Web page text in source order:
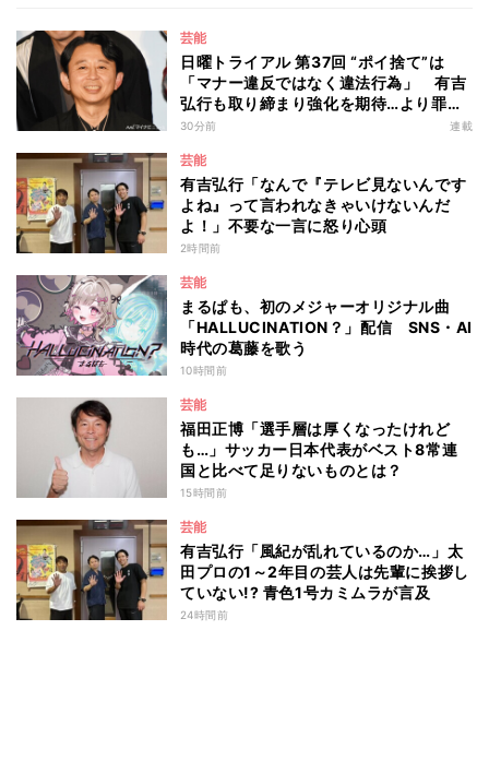
芸能
日曜トライアル 第37回 “ポイ捨て”は
「マナー違反ではなく違法行為」 有吉
弘行も取り締まり強化を期待…より罪が
重くなる“ポイ捨て”とは 大垣優希弁護
30分前 連載
芸能
有吉弘行「なんで『テレビ見ないんです
よね』って言われなきゃいけないんだ
よ！」不要な一言に怒り心頭
2時間前
芸能
まるぱも、初のメジャーオリジナル曲
「HALLUCINATION？」配信 SNS・AI
時代の葛藤を歌う
10時間前
芸能
福田正博「選手層は厚くなったけれど
も…」サッカー日本代表がベスト8常連
国と比べて足りないものとは？
15時間前
芸能
有吉弘行「風紀が乱れているのか…」太
田プロの1～2年目の芸人は先輩に挨拶し
ていない!? 青色1号カミムラが言及
24時間前